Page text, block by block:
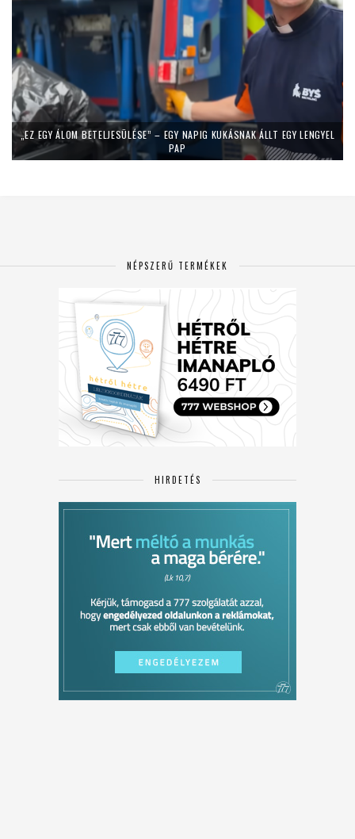
„EZ EGY ÁLOM BETELJESÜLÉSE” – EGY NAPIG KUKÁSNAK ÁLLT EGY LENGYEL
PAP
NÉPSZERŰ TERMÉKEK
HIRDETÉS